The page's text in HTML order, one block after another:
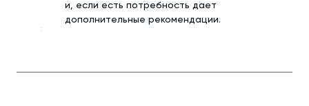
и, если есть потребность дает
дополнительные рекомендации.